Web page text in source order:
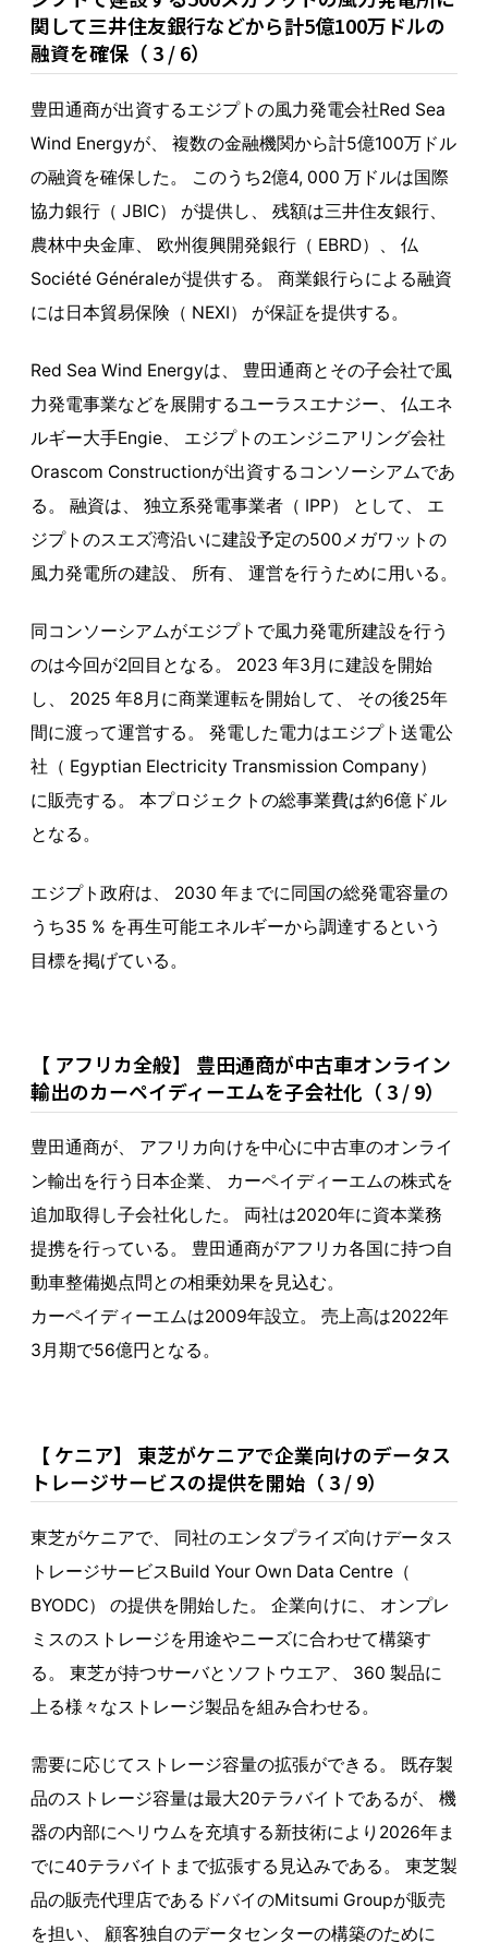
関して三井住友銀行などから計5億100万ドルの
融資を確保（ 3 / 6）
豊田通商が出資するエジプトの風力発電会社Red Sea
Wind Energyが、 複数の金融機関から計5億100万ドル
の融資を確保した。 このうち2億4, 000 万ドルは国際
協力銀行（ JBIC） が提供し、 残額は三井住友銀行、
農林中央金庫、 欧州復興開発銀行（ EBRD）、 仏
Société Généraleが提供する。 商業銀行らによる融資
には日本貿易保険（ NEXI） が保証を提供する。
Red Sea Wind Energyは、 豊田通商とその子会社で風
力発電事業などを展開するユーラスエナジー、 仏エネ
ルギー大手Engie、 エジプトのエンジニアリング会社
Orascom Constructionが出資するコンソーシアムであ
る。 融資は、 独立系発電事業者（ IPP） として、 エ
ジプトのスエズ湾沿いに建設予定の500メガワットの
風力発電所の建設、 所有、 運営を行うために用いる。
同コンソーシアムがエジプトで風力発電所建設を行う
のは今回が2回目となる。 2023 年3月に建設を開始
し、 2025 年8月に商業運転を開始して、 その後25年
間に渡って運営する。 発電した電力はエジプト送電公
社（ Egyptian Electricity Transmission Company）
に販売する。 本プロジェクトの総事業費は約6億ドル
となる。
エジプト政府は、 2030 年までに同国の総発電容量の
うち35 % を再生可能エネルギーから調達するという
目標を掲げている。
【 アフリカ全般】 豊田通商が中古車オンライン
輸出のカーペイディーエムを子会社化（ 3 / 9）
豊田通商が、 アフリカ向けを中心に中古車のオンライ
ン輸出を行う日本企業、 カーペイディーエムの株式を
追加取得し子会社化した。 両社は2020年に資本業務
提携を行っている。 豊田通商がアフリカ各国に持つ自
動車整備拠点問との相乗効果を見込む。
カーペイディーエムは2009年設立。 売上高は2022年
3月期で56億円となる。
【 ケニア】 東芝がケニアで企業向けのデータス
トレージサービスの提供を開始（ 3 / 9）
東芝がケニアで、 同社のエンタプライズ向けデータス
トレージサービスBuild Your Own Data Centre（
BYODC） の提供を開始した。 企業向けに、 オンプレ
ミスのストレージを用途やニーズに合わせて構築す
る。 東芝が持つサーバとソフトウエア、 360 製品に
上る様々なストレージ製品を組み合わせる。
需要に応じてストレージ容量の拡張ができる。 既存製
品のストレージ容量は最大20テラバイトであるが、 機
器の内部にヘリウムを充填する新技術により2026年ま
でに40テラバイトまで拡張する見込みである。 東芝製
品の販売代理店であるドバイのMitsumi Groupが販売
を担い、 顧客独自のデータセンターの構築のために